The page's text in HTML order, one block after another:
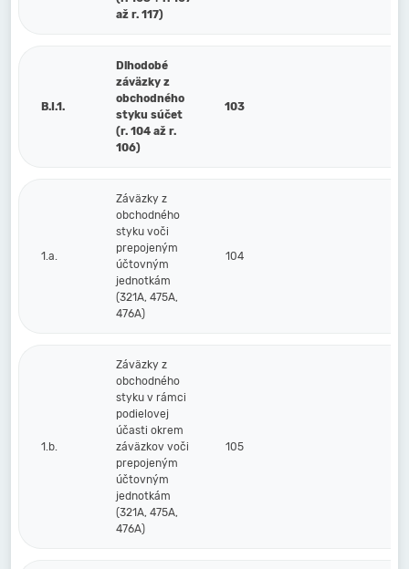
až r. 117)
B.I.1.
Dlhodobé
záväzky z
obchodného
styku súčet
(r. 104 až r.
106)
103
1.a.
Záväzky z
obchodného
styku voči
prepojeným
účtovným
jednotkám
(321A, 475A,
476A)
104
1.b.
Záväzky z
obchodného
styku v rámci
podielovej
účasti okrem
záväzkov voči
prepojeným
účtovným
jednotkám
(321A, 475A,
476A)
105